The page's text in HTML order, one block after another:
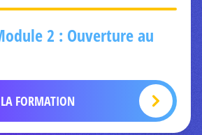
2 : Ouverture au
FORMATION